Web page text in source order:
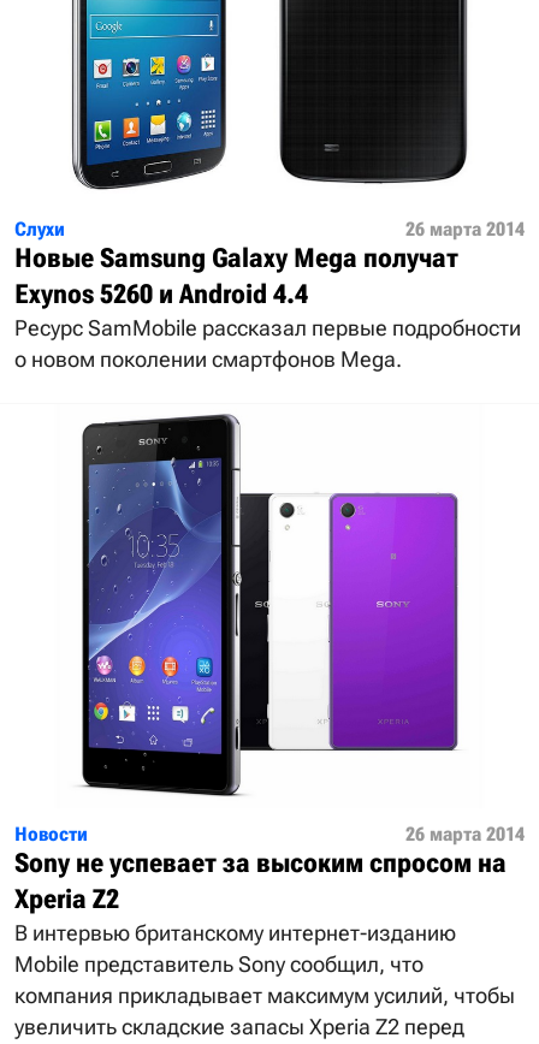
Слухи 26 марта 2014
Новые Samsung Galaxy Mega получат
Exynos 5260 и Android 4.4
Ресурс SamMobile рассказал первые подробности
о новом поколении смартфонов Mega.
Новости 26 марта 2014
Sony не успевает за высоким спросом на
Xperia Z2
В интервью британскому интернет-изданию
Mobile представитель Sony сообщил, что
компания прикладывает максимум усилий, чтобы
увеличить складские запасы Xperia Z2 перед